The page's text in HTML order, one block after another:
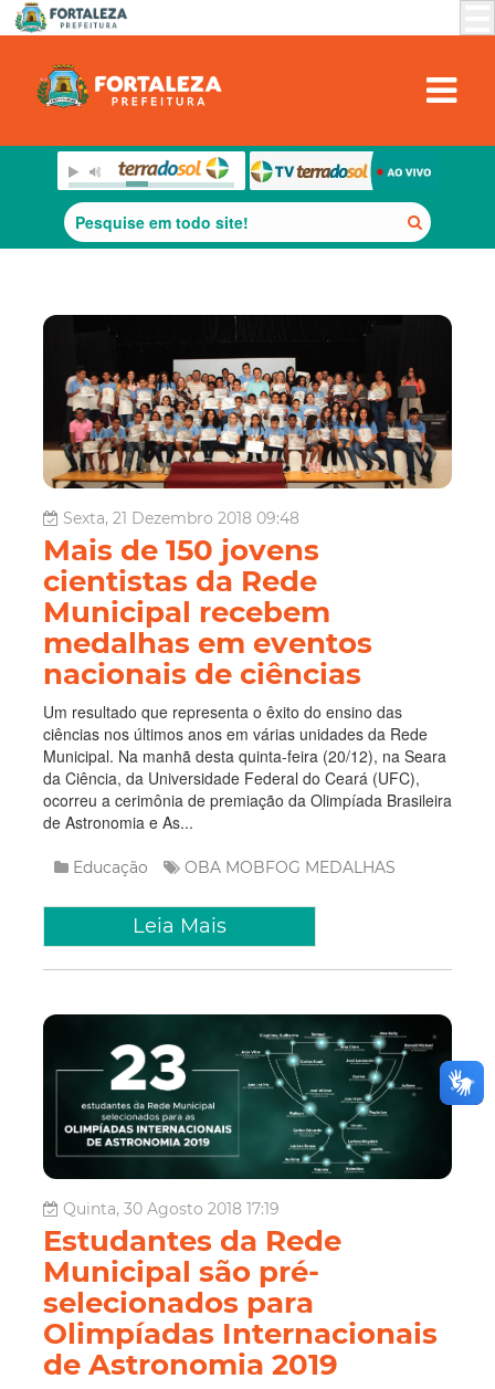
Sexta, 21 Dezembro 2018 09:48
Mais de 150 jovens
cientistas da Rede
Municipal recebem
medalhas em eventos
nacionais de ciências
Um resultado que representa o êxito do ensino das
ciências nos últimos anos em várias unidades da Rede
Municipal. Na manhã desta quinta-feira (20/12), na Seara
da Ciência, da Universidade Federal do Ceará (UFC),
ocorreu a cerimônia de premiação da Olimpíada Brasileira
de Astronomia e As...
Educação OBA MOBFOG MEDALHAS
Leia Mais
Quinta, 30 Agosto 2018 17:19
Estudantes da Rede
Municipal são pré-
selecionados para
Olimpíadas Internacionais
de Astronomia 2019